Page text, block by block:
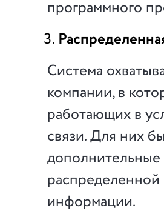
программного
Система
компании, в
работающих в
связи. Для них
информации.